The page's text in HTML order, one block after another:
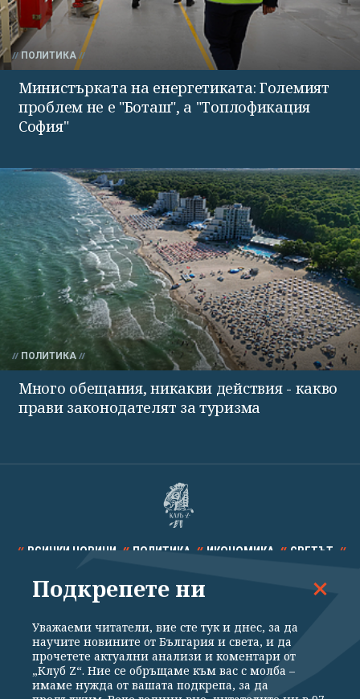
ПОЛИТИКА
Министърката на енергетиката: Големият
проблем не е "Боташ", а "Топлофикация
София"
ПОЛИТИКА
Много обещания, никакви действия - какво
прави законодателят за туризма
ВСИЧКИ НОВИНИ ПОЛИТИКА ИКОНОМИКА СВЕТЪТ
СПОРТ КУЛТУРА ТЕХНОЛОГИИ КАЛЕЙДОСКОП
Подкрепете ни
Уважаеми читатели, вие сте тук и днес, за да
научите новините от България и света, и да
прочетете актуални анализи и коментари от
„Клуб Z“. Ние се обръщаме към вас с молба –
имаме нужда от вашата подкрепа, за да